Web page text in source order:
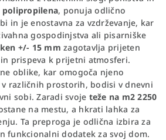
polipropilena, ponuja odlično
in je enostavna za vzdrževanje, kar
gospodinjstva ali pisarniške
+/- 15 mm zagotavlja prijeten
prispeva k prijetni atmosferi.
oblike, kar omogoča njeno
različnih prostorih, bodisi v dnevni
sobi. Zaradi svoje teže na m2 2250
na mestu, a hkrati lahka za
Ta preproga je odlična izbira za
funkcionalni dodatek za svoj dom.